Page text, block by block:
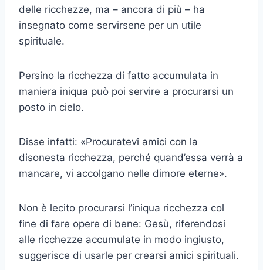
delle ricchezze, ma – an­cora di più – ha
insegnato come servirsene per un utile
spirituale.
Persino la ricchezza di fatto accumulata in
maniera iniqua può poi servire a procurarsi un
posto in cielo.
Disse infatti: «Procuratevi amici con la
disonesta ricchezza, perché quand’essa verrà a
mancare, vi accolgano nelle dimore eterne».
Non è lecito procurarsi l’iniqua ricchezza col
fine di fare opere di bene: Gesù, riferendosi
alle ricchezze accumulate in modo ingiusto,
sugge­risce di usarle per crearsi amici spirituali.